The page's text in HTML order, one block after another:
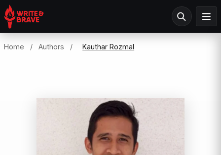
Home / Authors / Kauthar Rozmal